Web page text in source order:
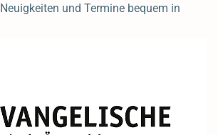
Neuigkeiten und Termine bequem in